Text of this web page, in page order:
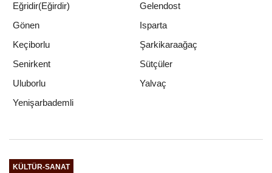
Eğridir(Eğirdir)
Gelendost
Gönen
Isparta
Keçiborlu
Şarkikaraağaç
Senirkent
Sütçüler
Uluborlu
Yalvaç
Yenişarbademli
KÜLTÜR-SANAT